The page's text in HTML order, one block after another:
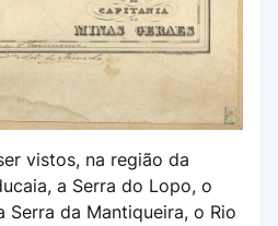
vistos, na região da
a Serra do Lopo, o
Serra da Mantiqueira, o Rio